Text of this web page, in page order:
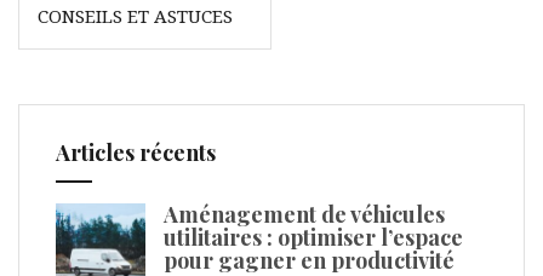
CONSEILS ET ASTUCES
Articles récents
Aménagement de véhicules
utilitaires : optimiser l’espace
pour gagner en productivité